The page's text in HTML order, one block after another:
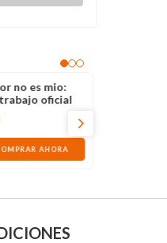
no es mio:
oficial
AHORA